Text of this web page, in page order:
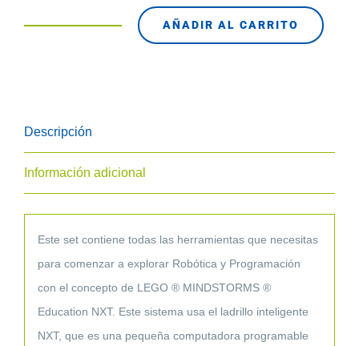
NXT
Set
Base.
AÑADIR AL CARRITO
Descripción
Información adicional
Este set contiene todas las herramientas que necesitas
para comenzar a explorar Robótica y Programación
con el concepto de LEGO ® MINDSTORMS ®
Education NXT. Este sistema usa el ladrillo inteligente
NXT, que es una pequeña computadora programable